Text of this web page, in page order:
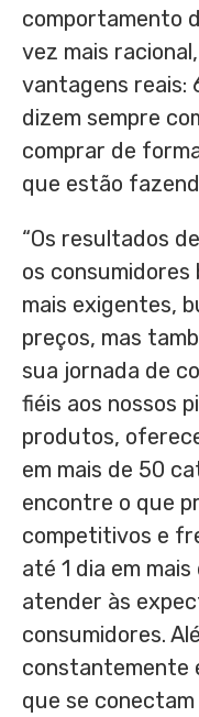
comportamento
vez mais
vantagens reais:
dizem sempre
comprar de
que estão
“Os resultados
os
mais exigentes,
preços, mas
sua jornada de
fiéis aos nossos
produtos,
em mais de 50
encontre o que
competitivos e
até 1 dia em
atender às
consumidores.
constantemente
que se